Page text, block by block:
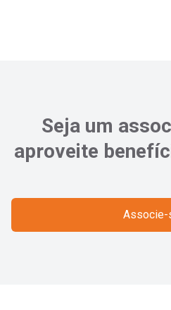
Seja um
aproveite
Associe-